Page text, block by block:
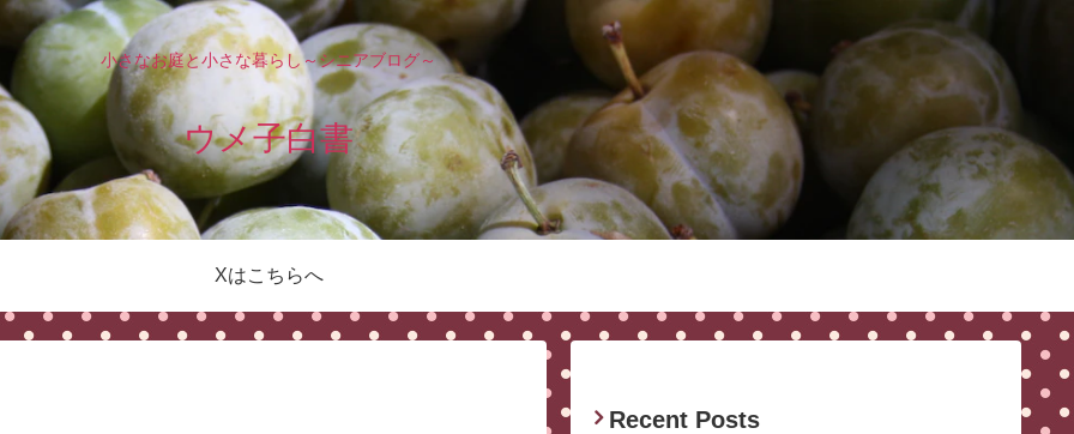
小さなお庭と小さな暮らし～シニアブログ～
ウメ子白書
Xはこちらへ
Recent Posts